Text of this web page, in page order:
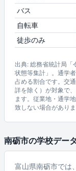
バス
自転車
徒歩のみ
出典: 総務省統計局「
状態等集計」。通学
占める割合です。交
詳を除く）が対象で
ます。従業地・通学
致しない場合がありま
南砺市の学校デー
富山県南砺市では